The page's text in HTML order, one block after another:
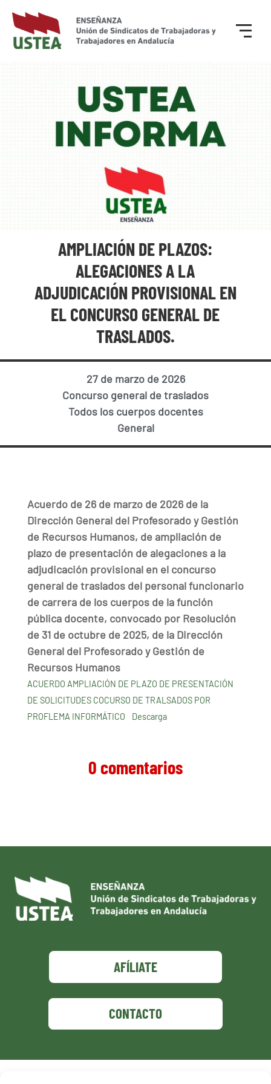
AMPLIACIÓN DE PLAZOS:
ALEGACIONES A LA
ADJUDICACIÓN PROVISIONAL EN
EL CONCURSO GENERAL DE
TRASLADOS.
27 de marzo de 2026
Concurso general de traslados
Todos los cuerpos docentes
General
Acuerdo de 26 de marzo de 2026 de la
Dirección General del Profesorado y Gestión
de Recursos Humanos, de ampliación de
plazo de presentación de alegaciones a la
adjudicación provisional en el concurso
general de traslados del personal funcionario
de carrera de los cuerpos de la función
pública docente, convocado por Resolución
de 31 de octubre de 2025, de la Dirección
General del Profesorado y Gestión de
Recursos Humanos
ACUERDO AMPLIACIÓN DE PLAZO DE PRESENTACIÓN
DE SOLICITUDES COCURSO DE TRALSADOS POR
PROFLEMA INFORMÁTICO
Descarga
0 comentarios
AFÍLIATE
CONTACTO